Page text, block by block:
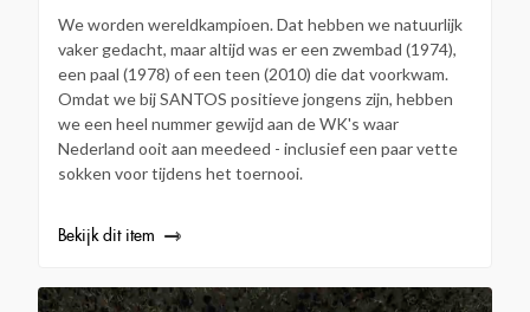
We worden wereldkampioen. Dat hebben we natuurlijk
vaker gedacht, maar altijd was er een zwembad (1974),
een paal (1978) of een teen (2010) die dat voorkwam.
Omdat we bij SANTOS positieve jongens zijn, hebben
we een heel nummer gewijd aan de WK's waar
Nederland ooit aan meedeed - inclusief een paar vette
sokken voor tijdens het toernooi.
Bekijk dit item